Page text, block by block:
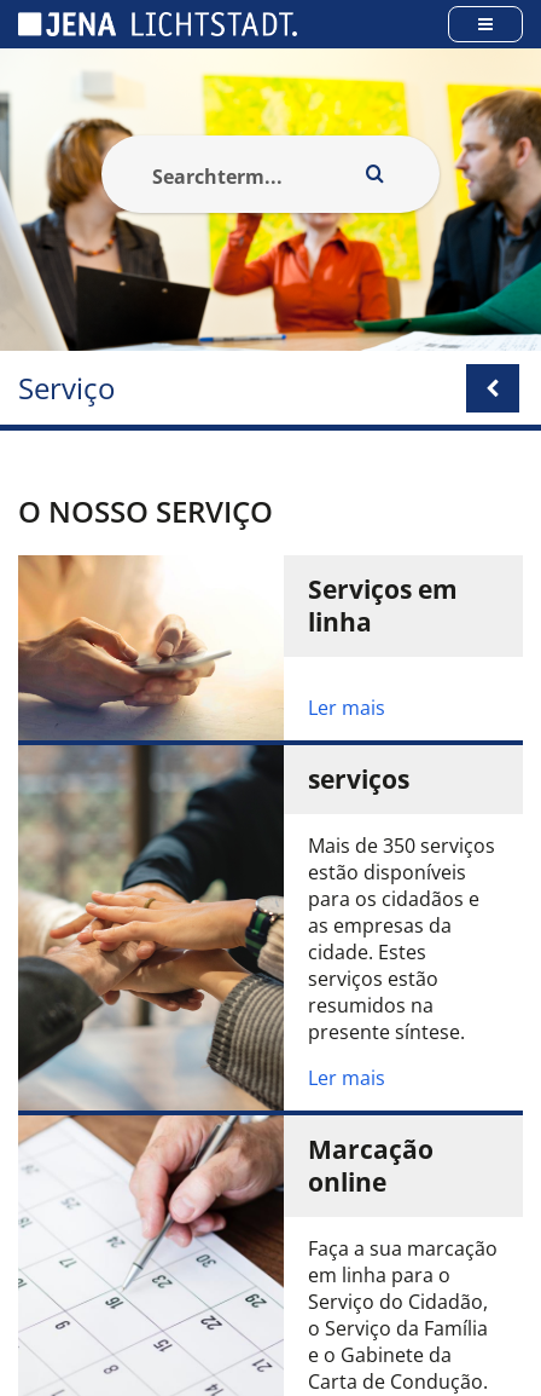
Serviço
O NOSSO SERVIÇO
Serviços em
linha
Ler mais
serviços
Mais de 350 serviços
estão disponíveis
para os cidadãos e
as empresas da
cidade. Estes
serviços estão
resumidos na
presente síntese.
Ler mais
Marcação
online
Faça a sua marcação
em linha para o
Serviço do Cidadão,
o Serviço da Família
e o Gabinete da
Carta de Condução.
Cookies management panel